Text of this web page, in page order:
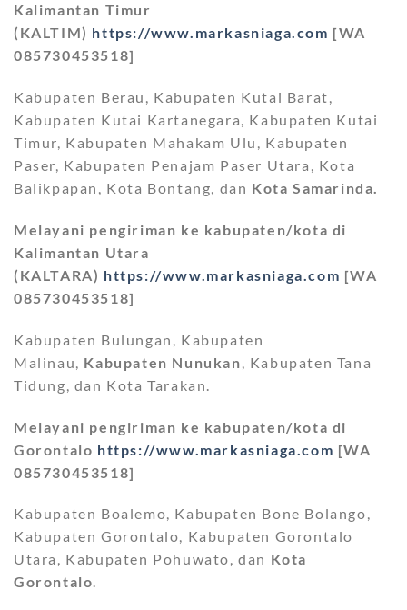
Kalimantan Timur
(KALTIM) https://www.markasniaga.com [WA
085730453518]
Kabupaten Berau, Kabupaten Kutai Barat,
Kabupaten Kutai Kartanegara, Kabupaten Kutai
Timur, Kabupaten Mahakam Ulu, Kabupaten
Paser, Kabupaten Penajam Paser Utara, Kota
Balikpapan, Kota Bontang, dan Kota Samarinda.
Melayani pengiriman ke kabupaten/kota di
Kalimantan Utara
(KALTARA) https://www.markasniaga.com [WA
085730453518]
Kabupaten Bulungan, Kabupaten
Malinau, Kabupaten Nunukan , Kabupaten Tana
Tidung, dan Kota Tarakan.
Melayani pengiriman ke kabupaten/kota di
Gorontalo https://www.markasniaga.com [WA
085730453518]
Kabupaten Boalemo, Kabupaten Bone Bolango,
Kabupaten Gorontalo, Kabupaten Gorontalo
Utara, Kabupaten Pohuwato, dan Kota
Gorontalo.